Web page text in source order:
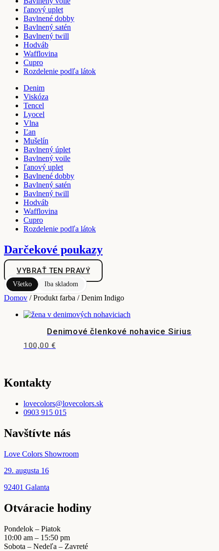
ľanový uplet
Bavlnené dobby
Bavlnený satén
Bavlnený twill
Hodváb
Wafflovina
Cupro
Rozdelenie podľa látok
Denim
Viskóza
Tencel
Lyocel
Vlna
Ľan
Mušelín
Bavlnený úplet
Bavlnený voile
ľanový uplet
Bavlnené dobby
Bavlnený satén
Bavlnený twill
Hodváb
Wafflovina
Cupro
Rozdelenie podľa látok
Darčekové poukazy
VYBRAŤ TEN PRAVÝ
Všetko Iba skladom
Domov / Produkt farba / Denim Indigo
Denimové členkové nohavice Sirius
100,00 €
viacero
variantov.
si
môžete
na
produktu.
Kontakty
lovecolors@lovecolors.sk
0903 915 015
Navštívte nás
Love Colors Showroom
29. augusta 16
92401 Galanta
Otváracie hodiny
Pondelok – Piatok
10:00 am – 15:50 pm
Sobota – Nedeľa – Zavreté